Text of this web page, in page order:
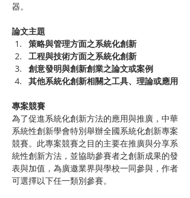
器。
論文主題
策略與管理方面之系統化創新
工程與技術方面之系統化創新
創意發明與創新創業之論文或案例
其他系統化創新相關之工具、理論或應用
專案競賽
為了促進系統化創新方法的應用與推廣，中華
系統性創新學會特別舉辦全國系統化創新專案
競賽。此專案競賽之目的主要在推廣與分享系
統性創新方法，並協助參賽者之創新成果的發
表與加值，為廣邀業界與學校一同參與，作者
可選擇以下任一類別參賽。